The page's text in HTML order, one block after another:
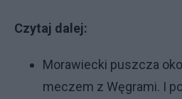
Czytaj dalej:
Morawiecki puszcza
meczem z Węgrami. I